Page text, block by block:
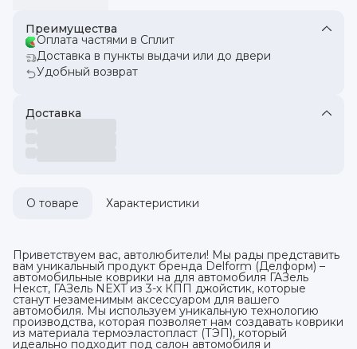
Преимущества
Оплата частями в Сплит
Доставка в пункты выдачи или до двери
Удобный возврат
Доставка
О товаре Характеристики
Приветствуем вас, автолюбители! Мы рады представить
вам уникальный продукт бренда Delform (Делформ) –
автомобильные коврики на для автомобиля ГАЗель
Некст, ГАЗель NEXT из 3-х КПП джойстик, которые
станут незаменимым аксессуаром для вашего
автомобиля. Мы используем уникальную технологию
производства, которая позволяет нам создавать коврики
из материала термоэластопласт (ТЭП), который
идеально подходит под салон автомобиля и